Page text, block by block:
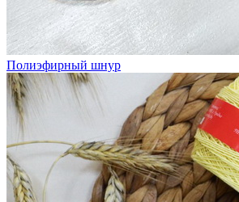
Полиэфирный шнур